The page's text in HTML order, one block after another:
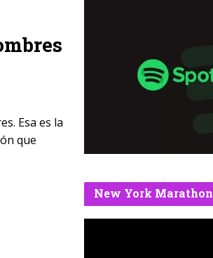
Esa es la
que
New York Marathon